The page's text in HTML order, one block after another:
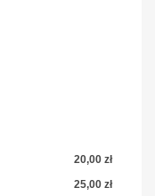
20,00 zł
25,00 zł